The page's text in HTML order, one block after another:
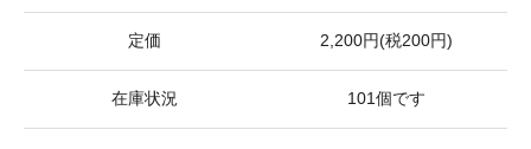
定価 2,200円(税200円)
在庫状況 101個です